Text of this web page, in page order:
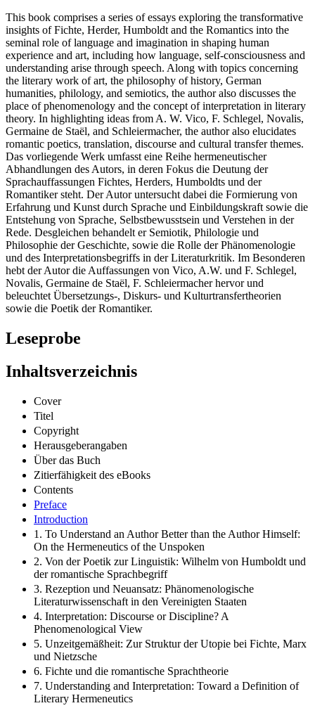
This book comprises a series of essays exploring the transformative
insights of Fichte, Herder, Humboldt and the Romantics into the
seminal role of language and imagination in shaping human
experience and art, including how language, self-consciousness and
understanding arise through speech. Along with topics concerning
the literary work of art, the philosophy of history, German
humanities, philology, and semiotics, the author also discusses the
place of phenomenology and the concept of interpretation in literary
theory. In highlighting ideas from A. W. Vico, F. Schlegel, Novalis,
Germaine de Staël, and Schleiermacher, the author also elucidates
romantic poetics, translation, discourse and cultural transfer themes.
Das vorliegende Werk umfasst eine Reihe hermeneutischer
Abhandlungen des Autors, in deren Fokus die Deutung der
Sprachauffassungen Fichtes, Herders, Humboldts und der
Romantiker steht. Der Autor untersucht dabei die Formierung von
Erfahrung und Kunst durch Sprache und Einbildungskraft sowie die
Entstehung von Sprache, Selbstbewusstsein und Verstehen in der
Rede. Desgleichen behandelt er Semiotik, Philologie und
Philosophie der Geschichte, sowie die Rolle der Phänomenologie
und des Interpretationsbegriffs in der Literaturkritik. Im Besonderen
hebt der Autor die Auffassungen von Vico, A.W. und F. Schlegel,
Novalis, Germaine de Staël, F. Schleiermacher hervor und
beleuchtet Übersetzungs-, Diskurs- und Kulturtransfertheorien
sowie die Poetik der Romantiker.
Leseprobe
Inhaltsverzeichnis
Cover
Titel
Copyright
Herausgeberangaben
Über das Buch
Zitierfähigkeit des eBooks
Contents
Preface
Introduction
1. To Understand an Author Better than the Author Himself:
On the Hermeneutics of the Unspoken
2. Von der Poetik zur Linguistik: Wilhelm von Humboldt und
der romantische Sprachbegriff
3. Rezeption und Neuansatz: Phänomenologische
Literaturwissenschaft in den Vereinigten Staaten
4. Interpretation: Discourse or Discipline? A
Phenomenological View
5. Unzeitgemäßheit: Zur Struktur der Utopie bei Fichte, Marx
und Nietzsche
6. Fichte und die romantische Sprachtheorie
7. Understanding and Interpretation: Toward a Definition of
Literary Hermeneutics